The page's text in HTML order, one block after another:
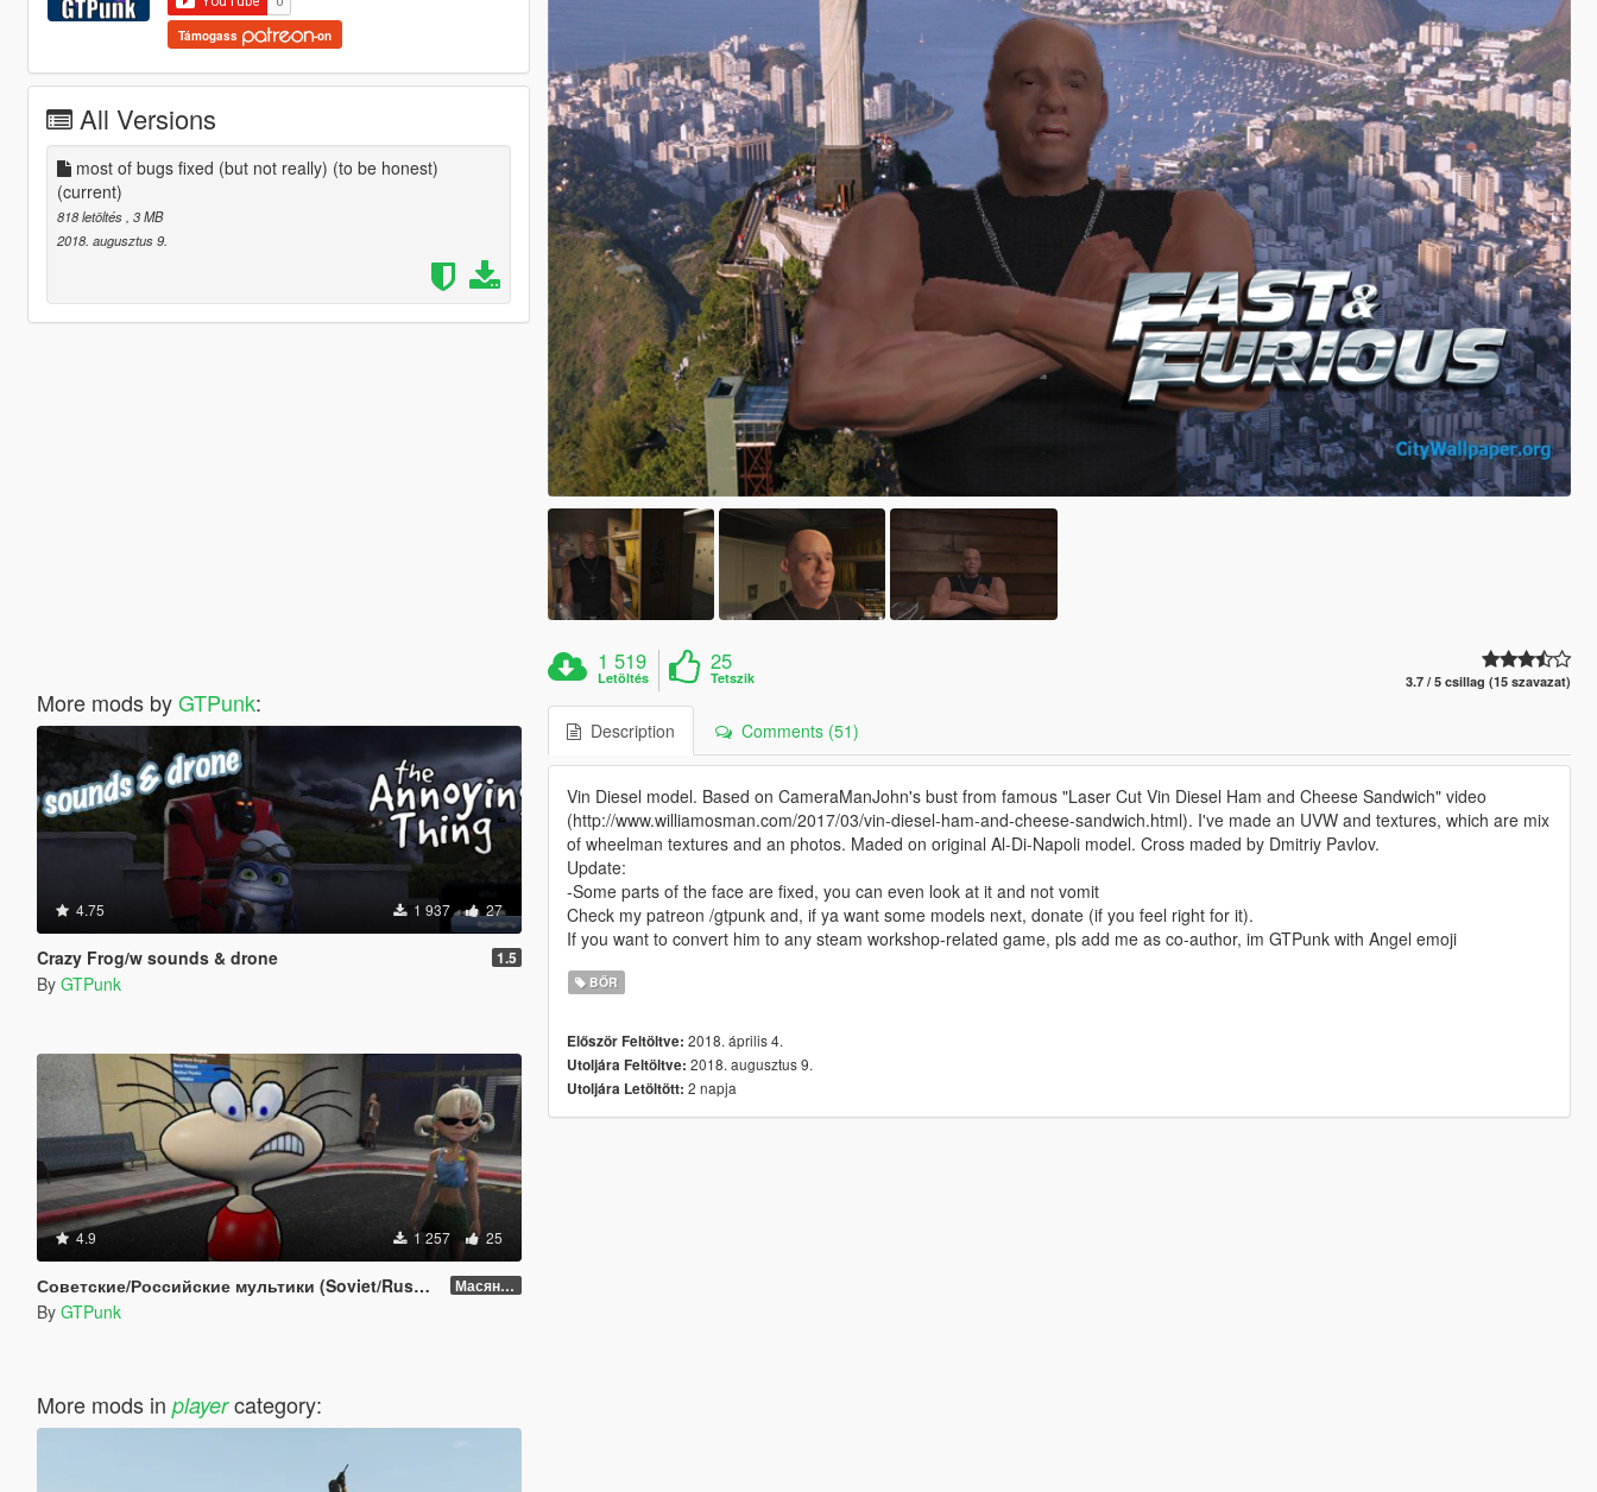
Támogass -on
All Versions
most of bugs fixed (but not really) (to be honest)
(current)
818 letöltés , 3 MB
2018. augusztus 9.
More mods byGTPunk:
4.75 1 937 27
Crazy Frog/w sounds & drone 1.5
By GTPunk
4.9 1 257 25
Советские/Российские мультики (Soviet/Russian cartoons) Масяня (Masyanya a.k.a. Jolly Gang)
By GTPunk
More mods in playercategory:
1 519
Letöltés
25
Tetszik 3.7 / 5 csillag (15 szavazat)
Description Comments (51)
Vin Diesel model. Based on CameraManJohn's bust from famous "Laser Cut Vin Diesel Ham and Cheese Sandwich" video
(http://www.williamosman.com/2017/03/vin-diesel-ham-and-cheese-sandwich.html). I've made an UVW and textures, which are mix
of wheelman textures and an photos. Maded on original Al-Di-Napoli model. Cross maded by Dmitriy Pavlov.
Update:
-Some parts of the face are fixed, you can even look at it and not vomit
Check my patreon /gtpunk and, if ya want some models next, donate (if you feel right for it).
If you want to convert him to any steam workshop-related game, pls add me as co-author, im GTPunk with Angel emoji
BŐR
Először Feltöltve: 2018. április 4.
Utoljára Feltöltve: 2018. augusztus 9.
Utoljára Letöltött: 2 napja